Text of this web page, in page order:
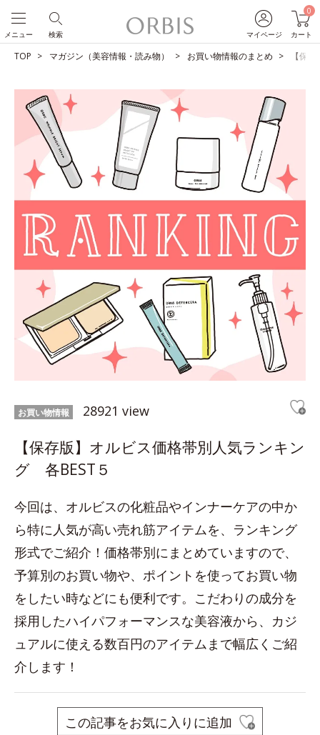
マイページ
0
カート
検索
メニュー
TOP マガジン（美容情報・読み物） お買い物情報のまとめ 【保
お買い物情報 28921 view
【保存版】オルビス価格帯別人気ランキン
グ 各BEST５
今回は、オルビスの化粧品やインナーケアの中か
ら特に人気が高い売れ筋アイテムを、ランキング
形式でご紹介！価格帯別にまとめていますので、
予算別のお買い物や、ポイントを使ってお買い物
をしたい時などにも便利です。こだわりの成分を
採用したハイパフォーマンスな美容液から、カジ
ュアルに使える数百円のアイテムまで幅広くご紹
介します！
この記事をお気に入りに追加